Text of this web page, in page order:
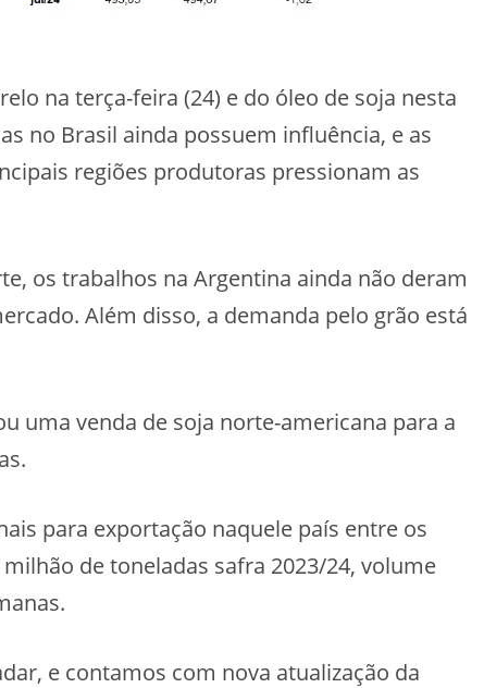
na terça-feira (24) e do óleo de soja nesta
no Brasil ainda possuem influência, e as
regiões produtoras pressionam as
os trabalhos na Argentina ainda não deram
Além disso, a demanda pelo grão está
uma venda de soja norte-americana para a
para exportação naquele país entre os
de toneladas safra 2023/24, volume
e contamos com nova atualização da